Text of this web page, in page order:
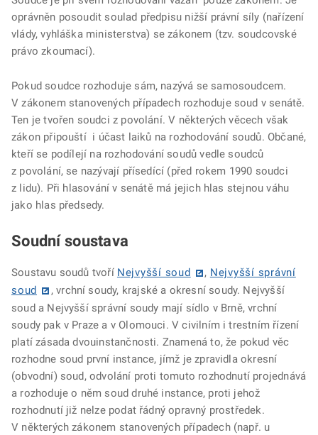
oprávněn posoudit soulad předpisu nižší právní síly (nařízení
vlády, vyhláška ministerstva) se zákonem (tzv. soudcovské
právo zkoumací).
Pokud soudce rozhoduje sám, nazývá se samosoudcem.
V zákonem stanovených případech rozhoduje soud v senátě.
Ten je tvořen soudci z povolání. V některých věcech však
zákon připouští i účast laiků na rozhodování soudů. Občané,
kteří se podílejí na rozhodování soudů vedle soudců
z povolání, se nazývají přísedící (před rokem 1990 soudci
z lidu). Při hlasování v senátě má jejich hlas stejnou váhu
jako hlas předsedy.
Soudní soustava
Soustavu soudů tvoří Nejvyšší soud , Nejvyšší správní
soud
, vrchní soudy, krajské a okresní soudy. Nejvyšší
soud a Nejvyšší správní soudy mají sídlo v Brně, vrchní
soudy pak v Praze a v Olomouci. V civilním i trestním řízení
platí zásada dvouinstančnosti. Znamená to, že pokud věc
rozhodne soud první instance, jímž je zpravidla okresní
(obvodní) soud, odvolání proti tomuto rozhodnutí projednává
a rozhoduje o něm soud druhé instance, proti jehož
rozhodnutí již nelze podat řádný opravný prostředek.
V některých zákonem stanovených případech (např. u